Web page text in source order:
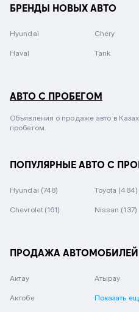
БРЕНДЫ НОВЫХ АВТО
Hyundai Chery
Haval Tank
АВТО С ПРОБЕГОМ
Объявления о продаже авто в
пробегом.
ПОПУЛЯРНЫЕ АВТО С
Hyundai (748) Toyota (484)
Chevrolet (161) Nissan (137)
ПРОДАЖА АВТОМОБИЛЕЙ
Актау
Актобе
Атырау
Показать